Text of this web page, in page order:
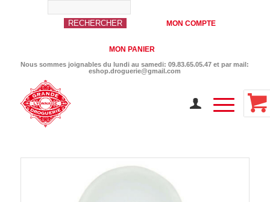
MON COMPTE
MON PANIER
Nous sommes joignables du lundi au samedi: 09.83.65.05.47 et par mail:
eshop.droguerie@gmail.com